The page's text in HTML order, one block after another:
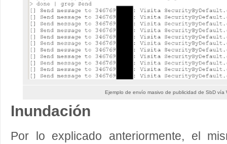
Ejemplo de envío masivo de publicidad de SbD vía
Inundación
Por lo explicado anteriormente, el